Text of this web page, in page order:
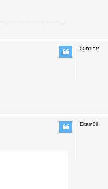
אבירם00
EitamSil